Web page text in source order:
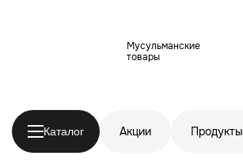
Мусульманские
товары
Каталог Акции Продукты